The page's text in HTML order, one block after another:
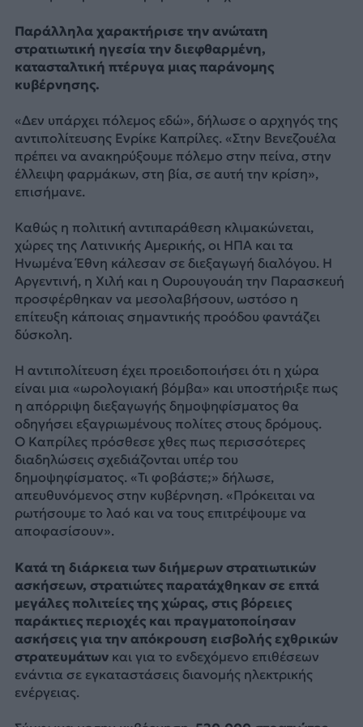
Παράλληλα χαρακτήρισε την ανώτατη
στρατιωτική ηγεσία την διεφθαρμένη,
κατασταλτική πτέρυγα μιας παράνομης
κυβέρνησης.
«Δεν υπάρχει πόλεμος εδώ», δήλωσε ο αρχηγός της
αντιπολίτευσης Ενρίκε Καπρίλες. «Στην Βενεζουέλα
πρέπει να ανακηρύξουμε πόλεμο στην πείνα, στην
έλλειψη φαρμάκων, στη βία, σε αυτή την κρίση»,
επισήμανε.
Καθώς η πολιτική αντιπαράθεση κλιμακώνεται,
χώρες της Λατινικής Αμερικής, οι ΗΠΑ και τα
Ηνωμένα Έθνη κάλεσαν σε διεξαγωγή διαλόγου. Η
Αργεντινή, η Χιλή και η Ουρουγουάη την Παρασκευή
προσφέρθηκαν να μεσολαβήσουν, ωστόσο η
επίτευξη κάποιας σημαντικής προόδου φαντάζει
δύσκολη.
Η αντιπολίτευση έχει προειδοποιήσει ότι η χώρα
είναι μια «ωρολογιακή βόμβα» και υποστήριξε πως
η απόρριψη διεξαγωγής δημοψηφίσματος θα
οδηγήσει εξαγριωμένους πολίτες στους δρόμους.
Ο Καπρίλες πρόσθεσε χθες πως περισσότερες
διαδηλώσεις σχεδιάζονται υπέρ του
δημοψηφίσματος. «Τι φοβάστε;» δήλωσε,
απευθυνόμενος στην κυβέρνηση. «Πρόκειται να
ρωτήσουμε το λαό και να τους επιτρέψουμε να
αποφασίσουν».
Κατά τη διάρκεια των διήμερων στρατιωτικών
ασκήσεων, στρατιώτες παρατάχθηκαν σε επτά
μεγάλες πολιτείες της χώρας, στις βόρειες
παράκτιες περιοχές και πραγματοποίησαν
ασκήσεις για την απόκρουση εισβολής εχθρικών
στρατευμάτωνκαι για το ενδεχόμενο επιθέσεων
ενάντια σε εγκαταστάσεις διανομής ηλεκτρικής
ενέργειας.